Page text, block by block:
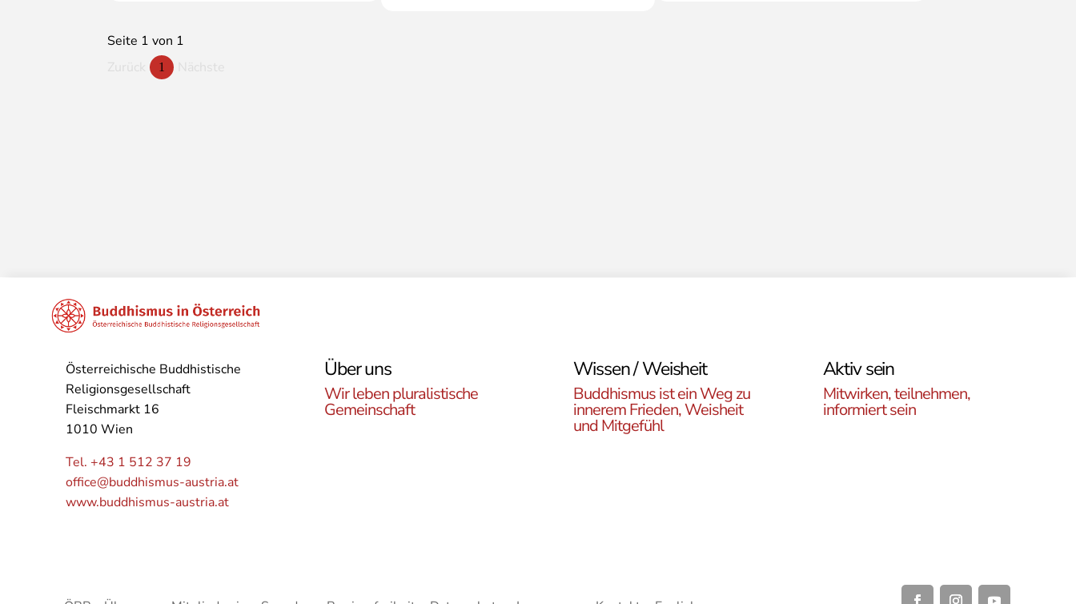
Seite 1 von 1
1
Österreichische Buddhistische
Religionsgesellschaft
Fleischmarkt 16
1010 Wien
Tel. +43 1 512 37 19
office@buddhismus-austria.at
www.buddhismus-austria.at
Über uns
Wir leben pluralistische
Gemeinschaft
Wissen / Weisheit
Buddhismus ist ein Weg zu
innerem Frieden, Weisheit
und Mitgefühl
Aktiv sein
Mitwirken, teilnehmen,
informiert sein